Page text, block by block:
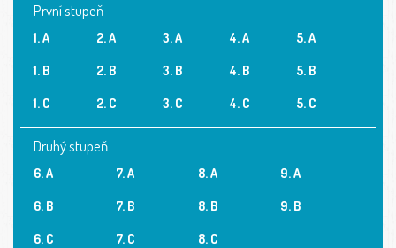
První stupeň
1. A
1. B
1. C
2. A
2. B
2. C
3. A
3. B
3. C
4. A
4. B
4. C
5. A
5. B
5. C
Druhý stupeň
6. A
6. B
6. C
7. A
7. B
7. C
8. A
8. B
8. C
9. A
9. B